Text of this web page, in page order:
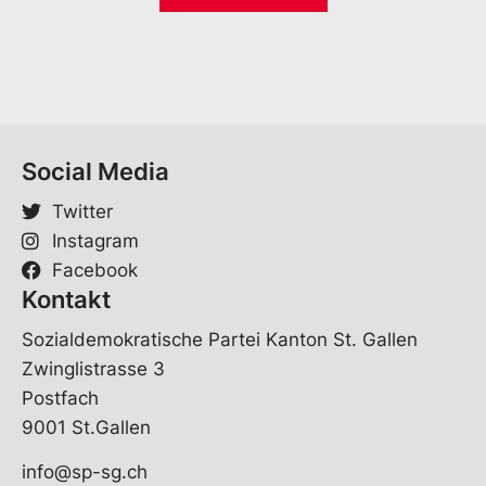
V
Social Media
Twitter
Instagram
Facebook
Kontakt
Sozialdemokratische Partei Kanton St. Gallen
Zwinglistrasse 3
Postfach
9001 St.Gallen
info@sp-sg.ch